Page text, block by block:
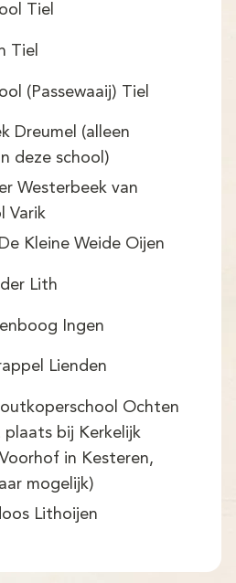
Tiel
Tiel
(Passewaaij) Tiel
Dreumel (alleen
deze school)
Westerbeek van
Varik
Kleine Weide Oijen
Lith
Ingen
Lienden
Ochten
plaats bij Kerkelijk
in Kesteren,
mogelijk)
Lithoijen